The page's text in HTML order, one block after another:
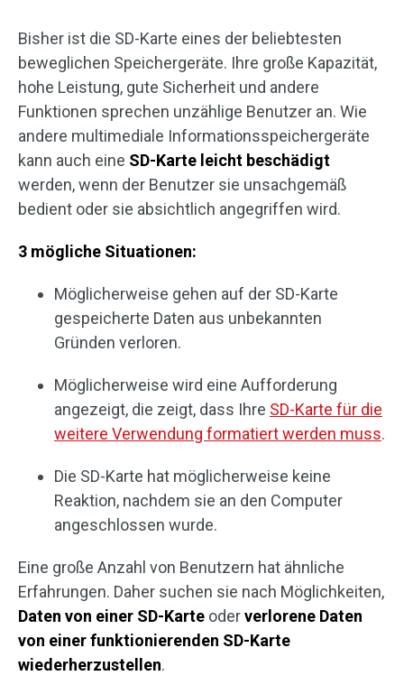
Bisher ist die SD-Karte eines der beliebtesten
beweglichen Speichergeräte. Ihre große Kapazität,
hohe Leistung, gute Sicherheit und andere
Funktionen sprechen unzählige Benutzer an. Wie
andere multimediale Informationsspeichergeräte
kann auch eine SD-Karte leicht beschädigt
werden, wenn der Benutzer sie unsachgemäß
bedient oder sie absichtlich angegriffen wird.
3 mögliche Situationen:
Möglicherweise gehen auf der SD-Karte
gespeicherte Daten aus unbekannten
Gründen verloren.
Möglicherweise wird eine Aufforderung
angezeigt, die zeigt, dass Ihre SD-Karte für die
weitere Verwendung formatiert werden muss.
Die SD-Karte hat möglicherweise keine
Reaktion, nachdem sie an den Computer
angeschlossen wurde.
Eine große Anzahl von Benutzern hat ähnliche
Erfahrungen. Daher suchen sie nach Möglichkeiten,
Daten von einer SD-Karte oderverlorene Daten
von einer funktionierenden SD-Karte
wiederherzustellen.